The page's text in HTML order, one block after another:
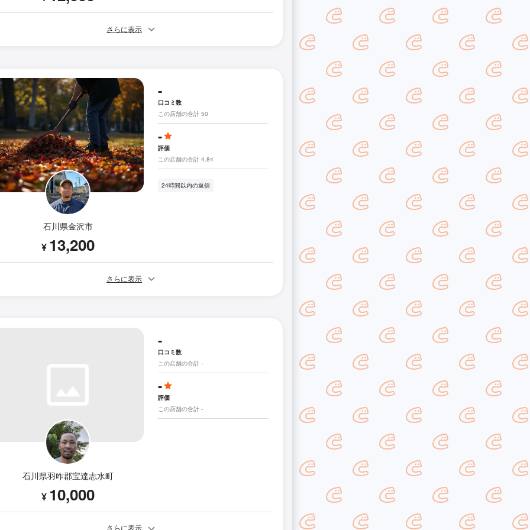
さらに表示
石川県金沢市
¥ 13,200
-
口コミ数
この店舗の合計 50
-
評価
この店舗の合計 4.84
24時間以内の返信
さらに表示
石川県羽咋郡宝達志水町
¥ 10,000
-
口コミ数
この店舗の合計 -
-
評価
この店舗の合計 -